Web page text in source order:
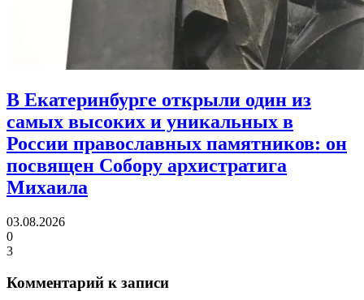
В Екатеринбурге открыли один из
самых высоких и уникальных в
России православных памятников: он
посвящен Собору архистратига
Михаила
03.08.2026
0
3
Комментарий к записи